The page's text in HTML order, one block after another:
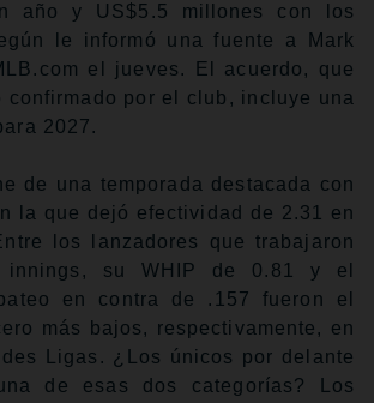
año y US$5.5 millones con los
le informó una fuente a Mark
el jueves. El acuerdo, que
confirmado por el club, incluye una
2027.
de una temporada destacada con
la que dejó efectividad de 2.31 en
los lanzadores que trabajaron
su WHIP de 0.81 y el
en contra de .157 fueron el
más bajos, respectivamente, en
Ligas. ¿Los únicos por delante
de esas dos categorías? Los